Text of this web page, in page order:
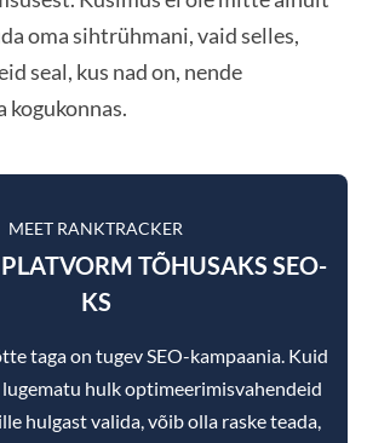
oma sihtrühmani, vaid selles,
seal, kus nad on, nende
kogukonnas.
MEET RANKTRACKER
TÕHUSAKS SEO-
KS
taga on tugev SEO-kampaania. Kuid
lugematu hulk optimeerimisvahendeid
hulgast valida, võib olla raske teada,